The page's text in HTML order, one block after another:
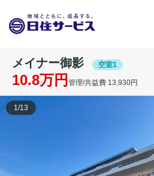
メイナー御影 空室1
10.8万円 管理/共益費 13,930円
1/13